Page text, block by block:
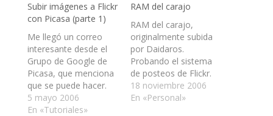
Subir imágenes a Flickr
con Picasa (parte 1)
Me llegó un correo
interesante desde el
Grupo de Google de
Picasa, que menciona
que se puede hacer.
Esto es interesante, ya
que ambas cosas son
5 mayo 2006
En «Tutoriales»
RAM del carajo
RAM del carajo,
originalmente subida
por Daidaros.
Probando el sistema
de posteos de Flickr.
Pongo la última
imagen que alcancé a
18 noviembre 2006
En «Personal»